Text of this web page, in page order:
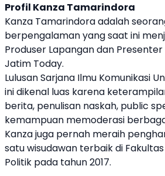
Profil Kanza Tamarindora
Kanza Tamarindora adalah
berpengalaman yang saat ini
Produser Lapangan dan Presenter
Jatim Today.
Lulusan Sarjana Ilmu Komunikasi
ini dikenal luas karena
berita, penulisan naskah, public
kemampuan memoderasi
Kanza juga pernah meraih
satu wisudawan terbaik di
Politik pada tahun 2017.